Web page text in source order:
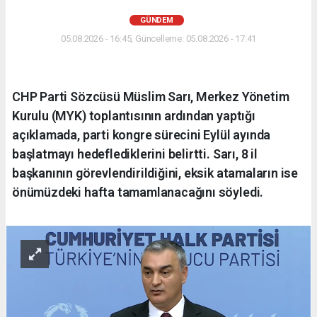
GÜNDEM
05.08.2026 - 16:45, Güncelleme: 05.08.2026 - 17:41
CHP Parti Sözcüsü Müslim Sarı, Merkez Yönetim
Kurulu (MYK) toplantısının ardından yaptığı
açıklamada, parti kongre sürecini Eylül ayında
başlatmayı hedeflediklerini belirtti. Sarı, 8 il
başkanının görevlendirildiğini, eksik atamaların ise
önümüzdeki hafta tamamlanacağını söyledi.